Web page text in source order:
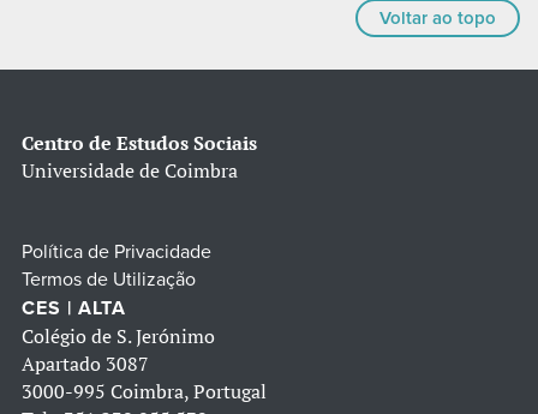
Voltar ao topo
Centro de Estudos Sociais
Universidade de Coimbra
Política de Privacidade
Termos de Utilização
CES | ALTA
Colégio de S. Jerónimo
Apartado 3087
3000-995 Coimbra, Portugal